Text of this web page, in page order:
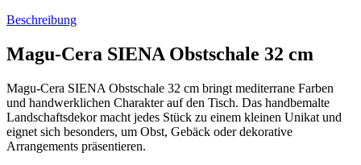
Beschreibung
Magu-Cera SIENA Obstschale 32 cm
Magu-Cera SIENA Obstschale 32 cm bringt mediterrane Farben
und handwerklichen Charakter auf den Tisch. Das handbemalte
Landschaftsdekor macht jedes Stück zu einem kleinen Unikat und
eignet sich besonders, um Obst, Gebäck oder dekorative
Arrangements präsentieren.